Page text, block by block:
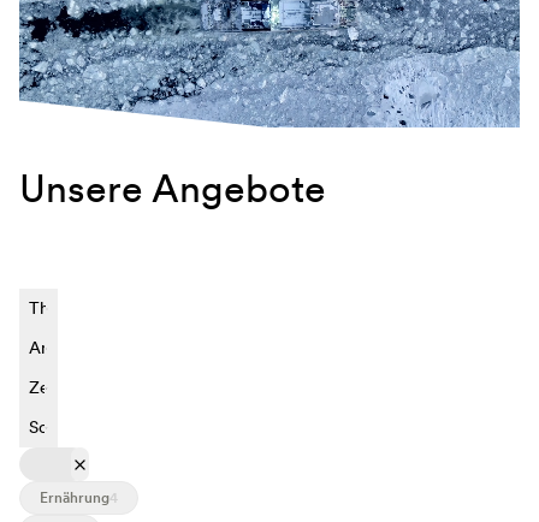
Unsere Angebote
Themengebiet
Angebotstyp
Zeitraum
Sortierung
Herz-Kreislauf-Erkrankungen
Ernährung4